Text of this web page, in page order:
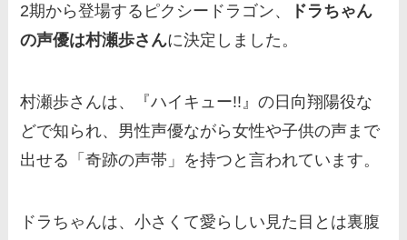
2期から登場するピクシードラゴン、
ドラちゃん
の声優は村瀬歩さんに決定しました。
村瀬歩さんは、『ハイキュー!!』の日向翔陽役な
どで知られ、男性声優ながら女性や子供の声まで
出せる「奇跡の声帯」を持つと言われています。
ドラちゃんは、小さくて愛らしい見た目とは裏腹